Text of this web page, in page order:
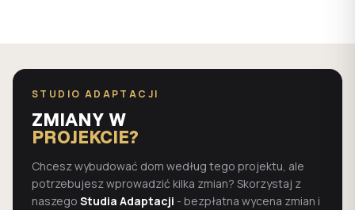
STUDIO ADAPTACJI
ZMIANY W
PROJEKCIE?
Chcesz wybudować dom według tego projektu, ale
potrzebujesz wprowadzić kilka zmian? Skorzystaj z
naszego Studia Adaptacji - bezpłatna wycena zmian i